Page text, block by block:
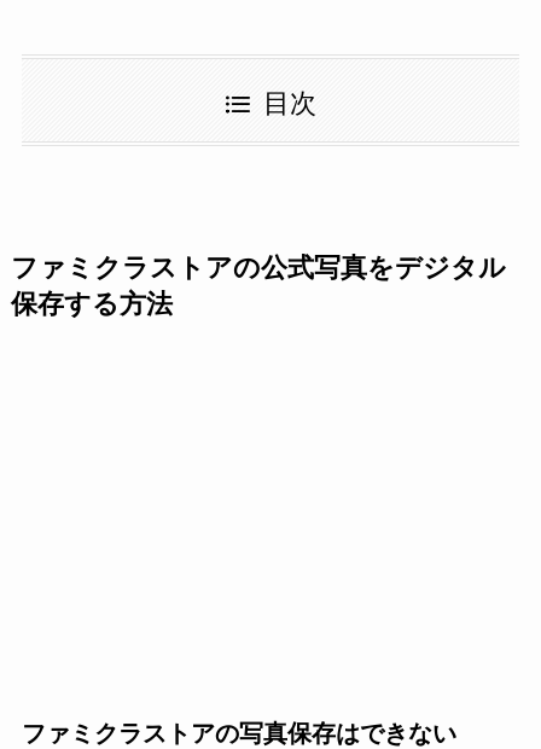
目次
ファミクラストアの公式写真をデジタル
保存する方法
ファミクラストアの写真保存はできない